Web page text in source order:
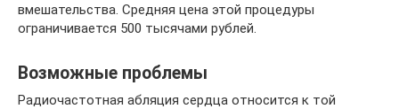
вмешательства. Средняя цена этой процедуры
ограничивается 500 тысячами рублей.
Возможные проблемы
Радиочастотная абляция сердца относится к той